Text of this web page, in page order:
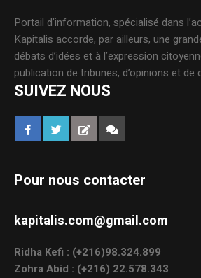
Portail d’information, spécialisé dans
Kapitalis accorde, par ailleurs, une
débats d’idées et à l’expression
publication de tribunes, d’opinions et de
SUIVEZ NOUS
Pour nous contacter
kapitalis.com@gmail.com
Ridha Kefi : (+216)98.324.899
Zohra Abid : (+216) 22.578.343